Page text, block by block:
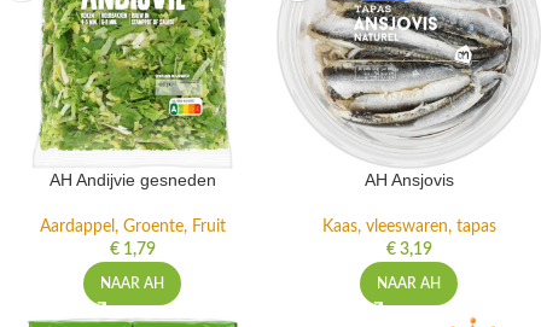
AH Andijvie gesneden
Aardappel, Groente, Fruit
€1,79
NAAR AH
AH Ansjovis
Kaas, vleeswaren, tapas
€3,19
NAAR AH